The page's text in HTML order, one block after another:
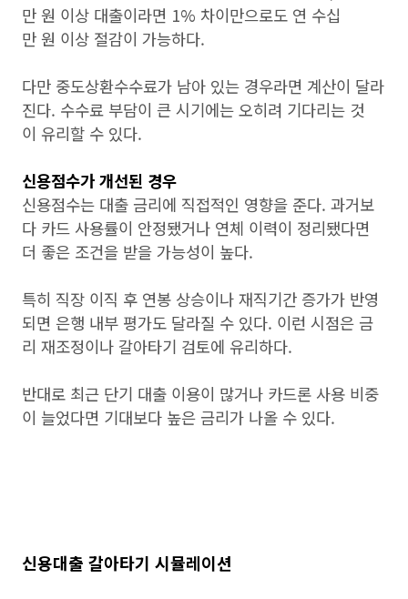
만 원 이상 대출이라면 1% 차이만으로도 연 수십
만 원 이상 절감이 가능하다.
다만 중도상환수수료가 남아 있는 경우라면 계산이 달라
진다. 수수료 부담이 큰 시기에는 오히려 기다리는 것
이 유리할 수 있다.
신용점수가 개선된 경우
신용점수는 대출 금리에 직접적인 영향을 준다. 과거보
다 카드 사용률이 안정됐거나 연체 이력이 정리됐다면
더 좋은 조건을 받을 가능성이 높다.
특히 직장 이직 후 연봉 상승이나 재직기간 증가가 반영
되면 은행 내부 평가도 달라질 수 있다. 이런 시점은 금
리 재조정이나 갈아타기 검토에 유리하다.
반대로 최근 단기 대출 이용이 많거나 카드론 사용 비중
이 늘었다면 기대보다 높은 금리가 나올 수 있다.
신용대출 갈아타기 시뮬레이션